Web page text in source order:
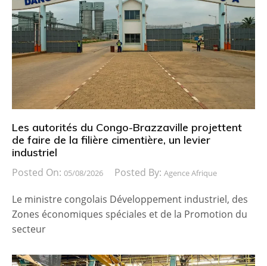
Les autorités du Congo-Brazzaville projettent
de faire de la filière cimentière, un levier
industriel
Posted On: 05/08/2026 Posted By: Agence Afrique
Le ministre congolais Développement industriel, des
Zones économiques spéciales et de la Promotion du
secteur